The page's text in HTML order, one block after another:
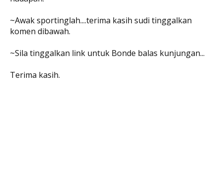
~Awak sportinglah....terima kasih sudi tinggalkan
komen dibawah.
~Sila tinggalkan link untuk Bonde balas kunjungan...
Terima kasih.